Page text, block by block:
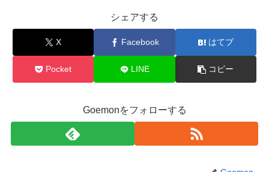
シェアする
X Facebook はてブ
Pocket LINE コピー
Goemonをフォローする